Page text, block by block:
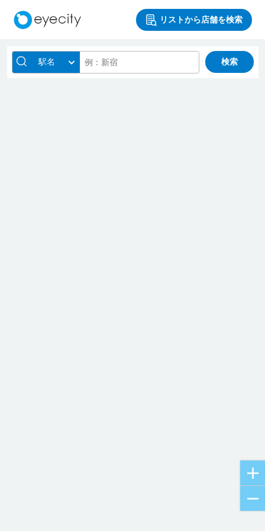
リストから店舗を検索
駅名 検索